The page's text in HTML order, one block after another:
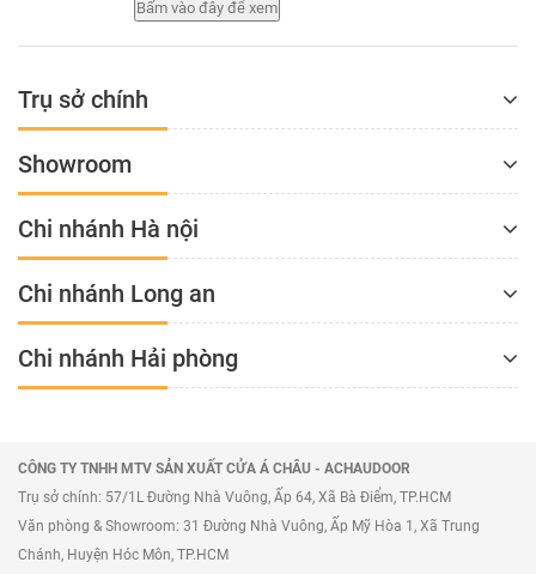
Trụ sở chính
Showroom
Chi nhánh Hà nội
Chi nhánh Long an
Chi nhánh Hải phòng
CÔNG TY TNHH MTV SẢN XUẤT CỬA Á CHÂU - ACHAUDOOR
Trụ sở chính: 57/1L Đường Nhà Vuông, Ấp 64, Xã Bà Điểm, TP.HCM
Văn phòng & Showroom: 31 Đường Nhà Vuông, Ấp Mỹ Hòa 1, Xã Trung
Chánh, Huyện Hóc Môn, TP.HCM